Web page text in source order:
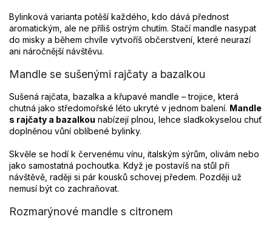
Bylinková varianta potěší každého, kdo dává přednost
aromatickým, ale ne příliš ostrým chutím. Stačí mandle nasypat
do misky a během chvíle vytvoříš občerstvení, které neurazí
ani náročnější návštěvu.
Mandle se sušenými rajčaty a bazalkou
Sušená rajčata, bazalka a křupavé mandle – trojice, která
chutná jako středomořské léto ukryté v jednom balení. Mandle
s rajčaty a bazalkou nabízejí plnou, lehce sladkokyselou chuť
doplněnou vůní oblíbené bylinky.
Skvěle se hodí k červenému vínu, italským sýrům, olivám nebo
jako samostatná pochoutka. Když je postavíš na stůl při
návštěvě, raději si pár kousků schovej předem. Později už
nemusí být co zachraňovat.
Rozmarýnové mandle s citronem